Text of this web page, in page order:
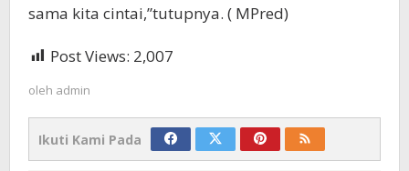
sama kita cintai,”tutupnya. ( MPred)
Post Views: 2,007
oleh admin
Ikuti Kami Pada